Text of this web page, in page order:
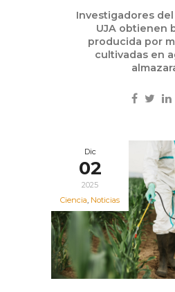
Investigadores
UJA obtienen
producida por
cultivadas en
Dic
02
2025
Ciencia, Noticias